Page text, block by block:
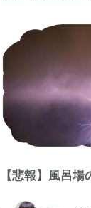
【悲報】風呂場